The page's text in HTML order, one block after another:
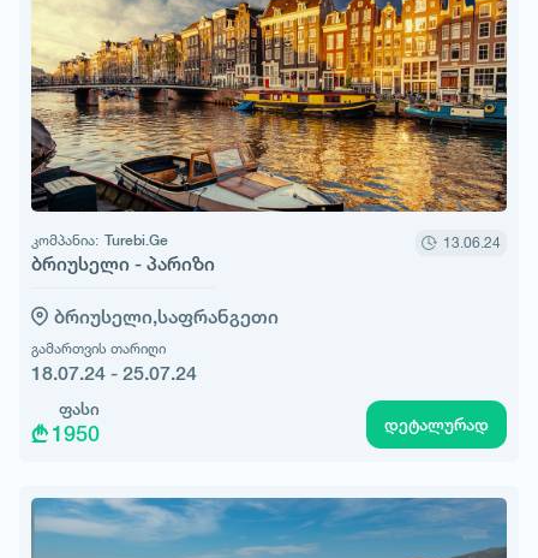
კომპანია: Turebi.Ge
ბრიუსელი - პარიზი
13.06.24
ბრიუსელი,საფრანგეთი
გამართვის თარიღი
18.07.24 - 25.07.24
ფასი
1950 დეტალურად